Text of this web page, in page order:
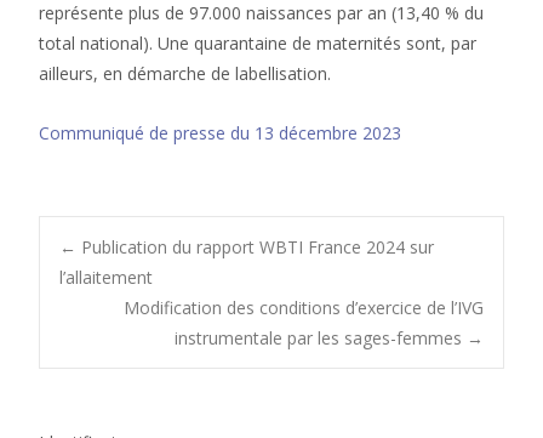
représente plus de 97.000 naissances par an (13,40 % du
total national). Une quarantaine de maternités sont, par
ailleurs, en démarche de labellisation.
Communiqué de presse du 13 décembre 2023
Post
navigation
← Publication du rapport WBTI France 2024 sur
l’allaitement
Modification des conditions d’exercice de l’IVG
instrumentale par les sages-femmes →